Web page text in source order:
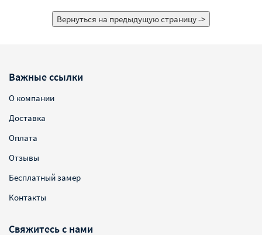
Важные ссылки
О компании
Доставка
Оплата
Отзывы
Бесплатный замер
Контакты
Свяжитесь с нами